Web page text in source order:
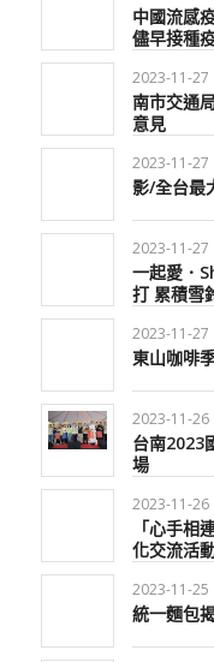
中國流感
儘早接種
2023-11-27
南市交通
意見
2023-11-27
影/全台最
2023-11-27
一起愛．
打 累積雪
2023-11-27
東山咖啡
2023-11-26
台南2023
場
2023-11-26
「心手相
化交流活
2023-11-25
統一麵包